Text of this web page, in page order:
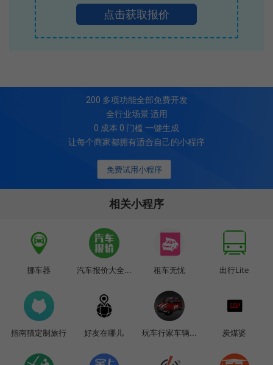
点击获取报价
免费试用小程序
200 多项功能全部免费开发
全行业场景 适用
0 成本 0 门槛 一键生成
让每个商家都拥有适合自己的小程序
相关小程序
挪车器 汽车报价大全... 租车无忧 出行Lite
指南猫定制旅行 好友在哪儿 玩车行家车辆... 炭煤婆